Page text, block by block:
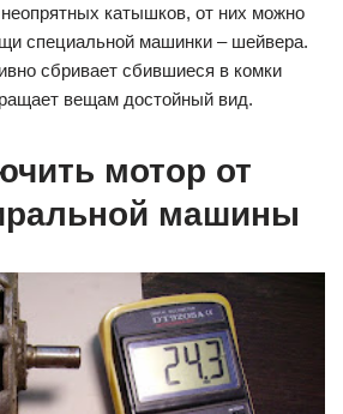
катышков, от них можно
специальной машинки – шейвера.
сбривает сбившиеся в комки
вещам достойный вид.
мотор от
машины